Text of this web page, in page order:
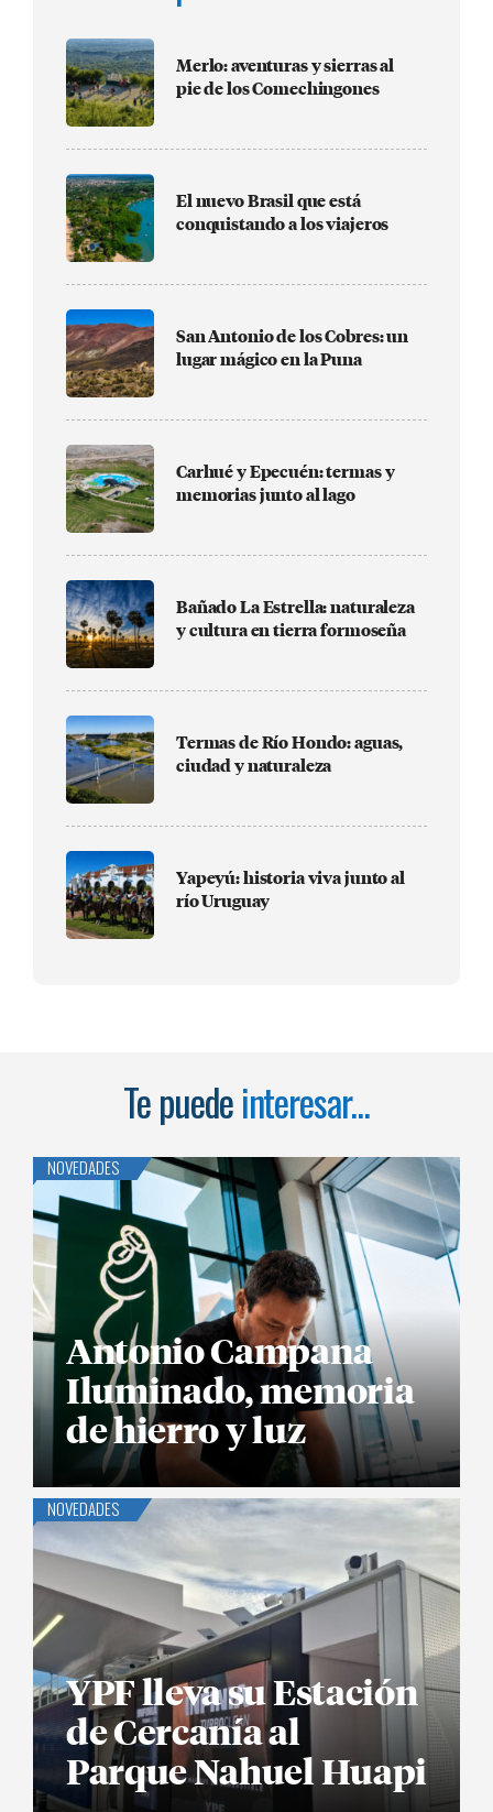
Merlo: aventuras y sierras al
pie de los Comechingones
El nuevo Brasil que está
conquistando a los viajeros
San Antonio de los Cobres: un
lugar mágico en la Puna
Carhué y Epecuén: termas y
memorias junto al lago
Bañado La Estrella: naturaleza
y cultura en tierra formoseña
Termas de Río Hondo: aguas,
ciudad y naturaleza
Yapeyú: historia viva junto al
río Uruguay
Te puedeinteresar...
NOVEDADES
Antonio Campana
Iluminado, memoria
de hierro y luz
NOVEDADES
YPF lleva su Estación
de Cercanía al
Parque Nahuel Huapi